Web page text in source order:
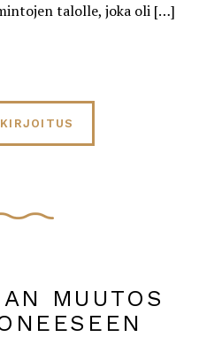
talolle, joka oli […]
MUUTOS